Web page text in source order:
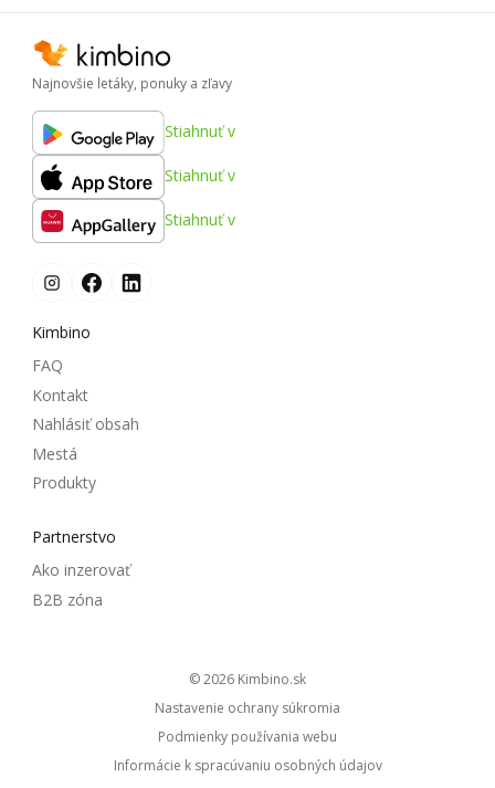
Najnovšie letáky, ponuky a zľavy
Stiahnuť v
Stiahnuť v
Stiahnuť v
Kimbino
FAQ
Kontakt
Nahlásiť obsah
Mestá
Produkty
Partnerstvo
Ako inzerovať
B2B zóna
© 2026
kimbino.sk
Nastavenie ochrany súkromia
Podmienky používania webu
Informácie k spracúvaniu osobných údajov